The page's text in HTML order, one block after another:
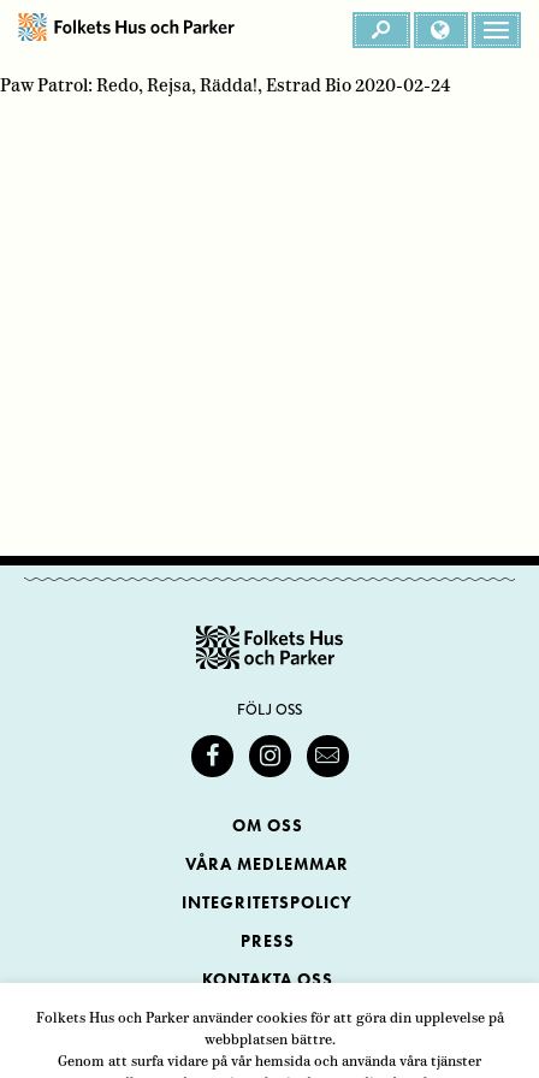
Folkets Hus och Parker använder cookies för att göra din upplevelse på
webbplatsen bättre.
Genom att surfa vidare på vår hemsida och använda våra tjänster
Paw Patrol: Redo, Rejsa, Rädda!, Estrad Bio 2020-02-24
FÖLJ OSS
OM OSS
VÅRA MEDLEMMAR
INTEGRITETSPOLICY
PRESS
KONTAKTA OSS
Folkets Hus och Parker